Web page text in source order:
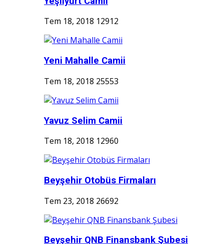
Tem 18, 2018 12912
Yeni Mahalle Camii
Tem 18, 2018 25553
Yavuz Selim Camii
Tem 18, 2018 12960
Beyşehir Otobüs Firmaları
Tem 23, 2018 26692
Beyşehir QNB Finansbank Şubesi